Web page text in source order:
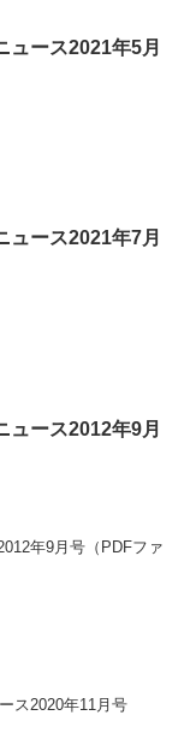
ュース2021年5月
ュース2021年7月
ュース2012年9月
年9月号（PDFファ
ス2020年11月号